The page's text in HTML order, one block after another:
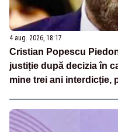
4 aug. 2026, 18:17
Cristian Popescu
justiție după decizia în
mine trei ani interdicție,